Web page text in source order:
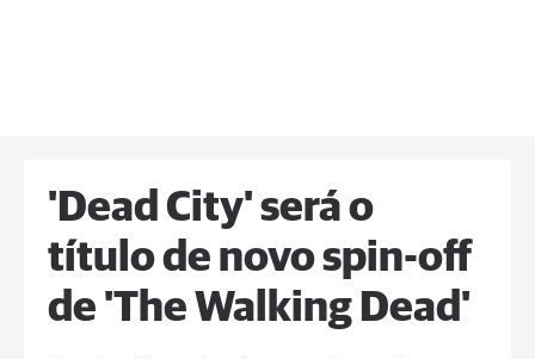
'Dead City' será o
título de novo spin-off
de 'The Walking Dead'